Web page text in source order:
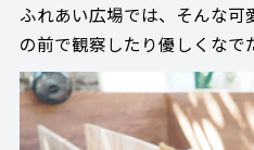
ふれあい広場では、そんな可
の前で観察したり優しくなで